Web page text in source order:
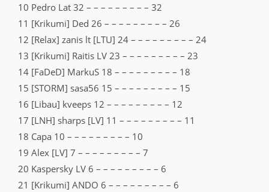
10 Pedro Lat 32 – – – – – – – – – 32
11 [Krikumi] Ded 26 – – – – – – – – – 26
12 [Relax] zanis lt [LTU] 24 – – – – – – – – – 24
13 [Krikumi] Raitis LV 23 – – – – – – – – – 23
14 [FaDeD] MarkuS 18 – – – – – – – – – 18
15 [STORM] sasa56 15 – – – – – – – – – 15
16 [Libau] kveeps 12 – – – – – – – – – 12
17 [LNH] sharps [LV] 11 – – – – – – – – – 11
18 Capa 10 – – – – – – – – – 10
19 Alex [LV] 7 – – – – – – – – – 7
20 Kaspersky LV 6 – – – – – – – – – 6
21 [Krikumi] ANDO 6 – – – – – – – – – 6